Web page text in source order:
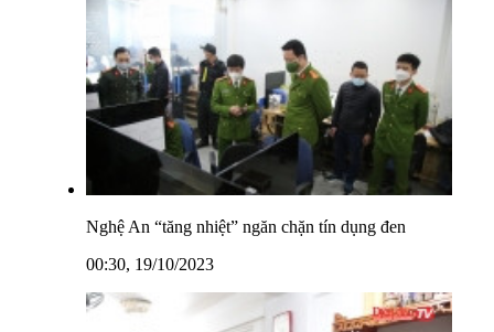
Nghệ An “tăng nhiệt” ngăn chặn tín dụng đen
00:30, 19/10/2023